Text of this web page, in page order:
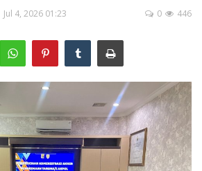
Jul 4, 2026 01:23 446
0